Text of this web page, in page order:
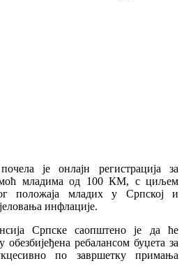
је онлајн регистрација за
младима од 100 КМ, с циљем
положаја младих у Српској и
инфлације.
Српске саопштено је да ће
обезбијеђена ребалансом буџета за
по завршетку примања